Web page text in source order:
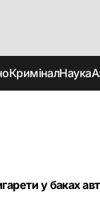
КриміналНаука
у баках